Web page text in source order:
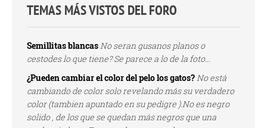
TEMAS MÁS VISTOS DEL FORO
Semillitas blancasNo seran gusanos planos o
cestodes lo que tiene? Se parece a lo de la foto...
¿Pueden cambiar el color del pelo los gatos?No está
cambiando de color solo revelando más su verdadero
color (tambien apuntado en su pedigre ).No es negro
solido , de los que se quedan más negros que una